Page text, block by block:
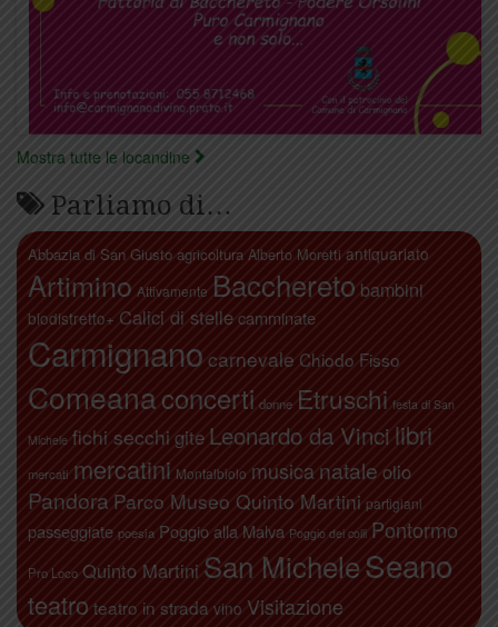
Mostra tutte le locandine
Parliamo di…
Abbazia di San Giusto agricoltura Alberto Moretti antiquariato
Artimino Attivamente Bacchereto bambini
biodistretto+ Calici di stellecamminate
Carmignano carnevale Chiodo Fisso
Comeanaconcerti donne Etruschi festa di San
Michele fichi secchi gite Leonardo da Vinci libri
mercati mercatini Montalbiolo musica natale olio
Pandora Parco Museo Quinto Martini partigiani
passeggiate poesia Poggio alla Malva Poggio dei colli Pontormo
Pro Loco Quinto Martini San MicheleSeano
teatro teatro in strada vino Visitazione